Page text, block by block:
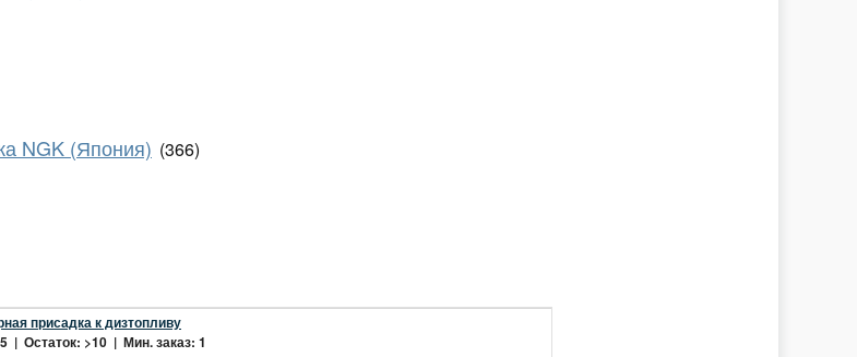
NGK (Япония) (366)
присадка к дизтопливу
| Остаток: >10 | Мин. заказ: 1